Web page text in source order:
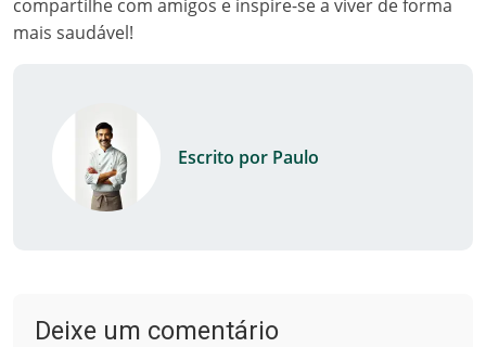
compartilhe com amigos e inspire-se a viver de forma
mais saudável!
Escrito por Paulo
Deixe um comentário